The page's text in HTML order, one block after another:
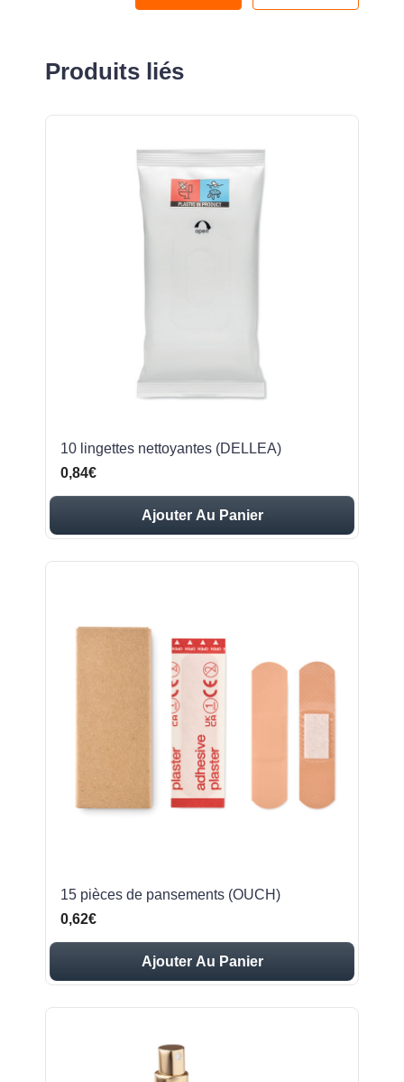
Produits liés
10 lingettes nettoyantes (DELLEA)
0,84€
Ajouter Au Panier
15 pièces de pansements (OUCH)
0,62€
Ajouter Au Panier